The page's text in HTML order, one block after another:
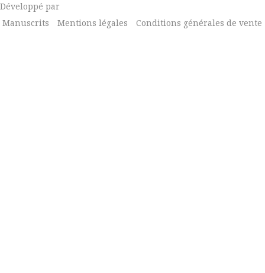
Développé par
Manuscrits
Mentions légales Conditions générales de vente